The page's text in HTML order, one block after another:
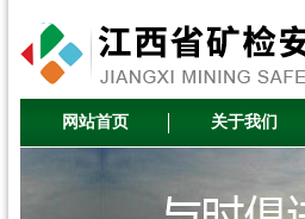
网站首页 关于我们